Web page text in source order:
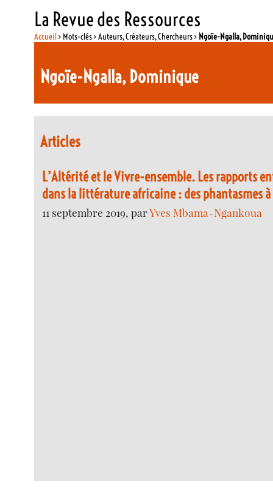
La Revue des Ressources
Accueil> Mots-clés > Auteurs, Créateurs, Chercheurs > Ngoïe-Ngalla,
Ngoïe-Ngalla, Dominique
Articles
L’Altérité et le Vivre-ensemble. Les rapports
dans la littérature africaine : des phantasmes
11 septembre 2019, parYves Mbama-Ngankoua